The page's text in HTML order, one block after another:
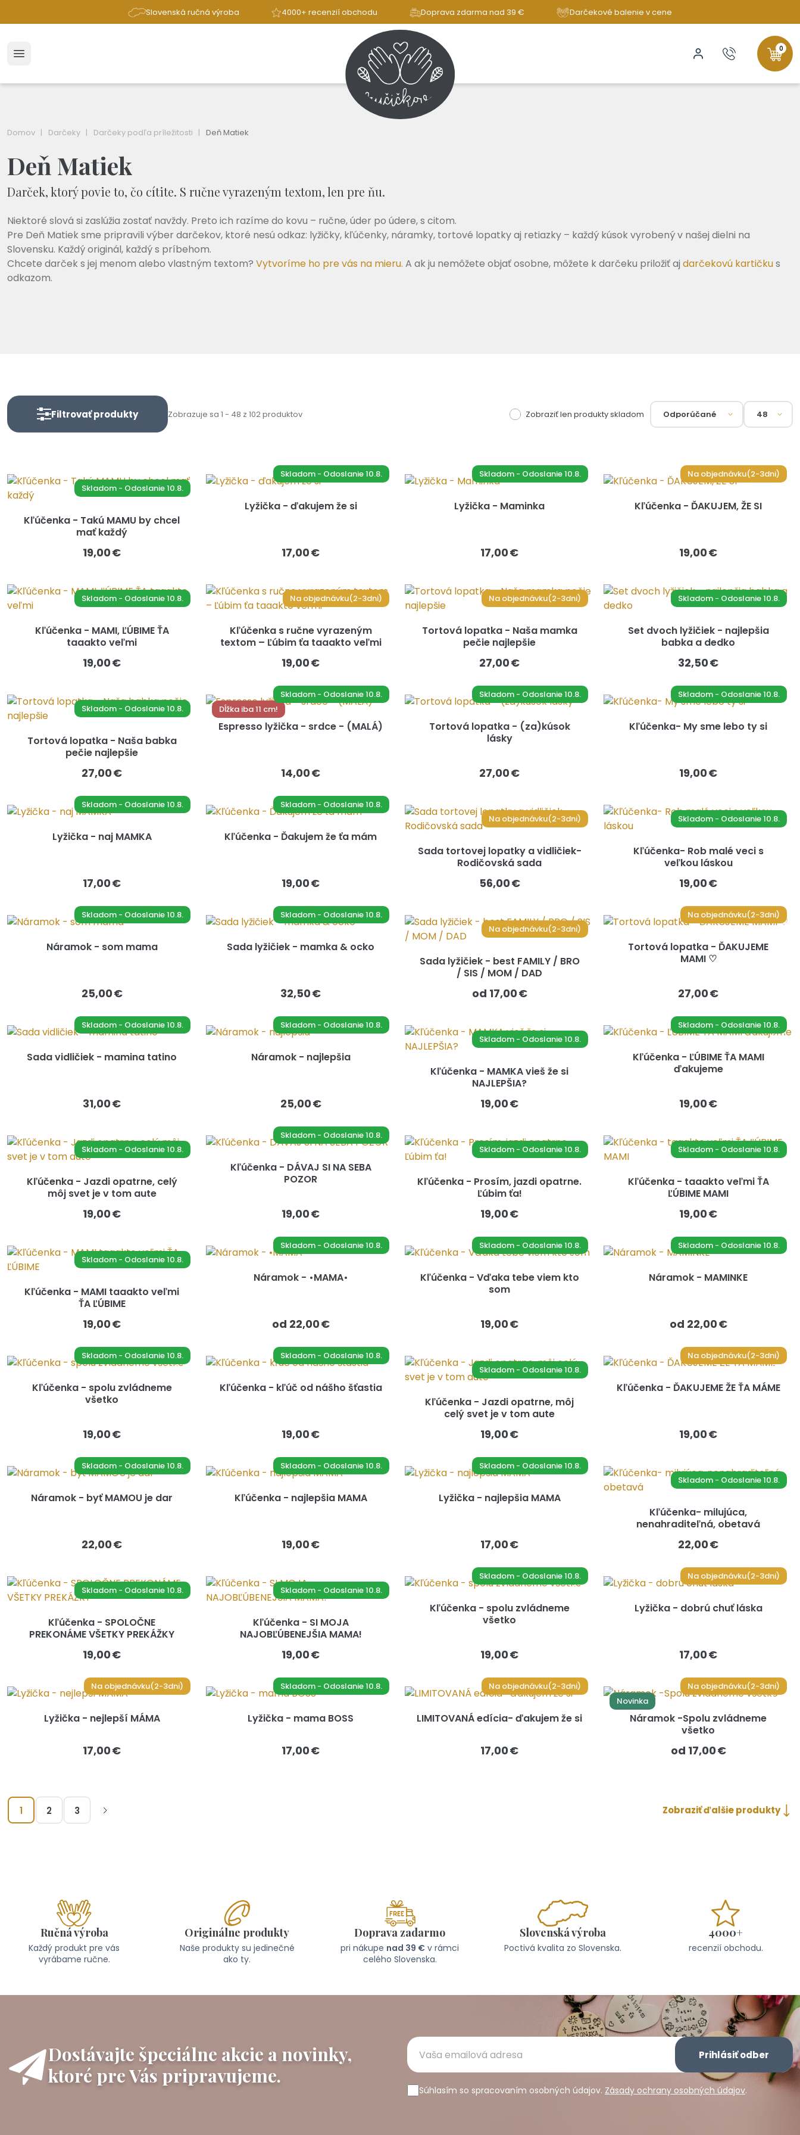
Slovenská ručná výroba 4000+ recenzií obchodu Doprava zdarma nad 39 € Darčekové balenie v cene
0
Domov Darčeky Darčeky podľa príležitosti Deň Matiek
Deň Matiek
Darček, ktorý povie to, čo cítite. S ručne vyrazeným textom, len pre ňu.
Niektoré slová si zaslúžia zostať navždy. Preto ich razíme do kovu – ručne, úder po údere, s citom.
Pre Deň Matiek sme pripravili výber darčekov, ktoré nesú odkaz: lyžičky, kľúčenky, náramky, tortové lopatky aj retiazky – každý kúsok vyrobený v našej dielni na
Slovensku. Každý originál, každý s príbehom.
Chcete darček s jej menom alebo vlastným textom? Vytvoríme ho pre vás na mieru. A ak ju nemôžete objať osobne, môžete k darčeku priložiť aj darčekovú kartičkus
odkazom.
Filtrovať produkty Zobrazuje sa 1 - 48 z 102 produktov Zobraziť len produkty skladom
Skladom - Odoslanie 10.8.
Kľúčenka - Takú MAMU by chcel
mať každý
19,00 €
Skladom - Odoslanie 10.8.
Lyžička - ďakujem že si
17,00 €
Skladom - Odoslanie 10.8.
Lyžička - Maminka
17,00 €
Na objednávku(2-3dni)
Kľúčenka - ĎAKUJEM, ŽE SI
19,00 €
Skladom - Odoslanie 10.8.
Kľúčenka - MAMI, ĽÚBIME ŤA
taaakto veľmi
19,00 €
Na objednávku(2-3dni)
Kľúčenka s ručne vyrazeným
textom – Ľúbim ťa taaakto veľmi
19,00 €
Na objednávku(2-3dni)
Tortová lopatka - Naša mamka
pečie najlepšie
27,00 €
Skladom - Odoslanie 10.8.
Set dvoch lyžičiek - najlepšia
babka a dedko
32,50 €
Skladom - Odoslanie 10.8.
Tortová lopatka - Naša babka
pečie najlepšie
27,00 €
Dĺžka iba 11 cm!
Skladom - Odoslanie 10.8.
Espresso lyžička - srdce - (MALÁ)
14,00 €
Skladom - Odoslanie 10.8.
Tortová lopatka - (za)kúsok
lásky
27,00 €
Skladom - Odoslanie 10.8.
Kľúčenka- My sme lebo ty si
19,00 €
Skladom - Odoslanie 10.8.
Lyžička - naj MAMKA
17,00 €
Skladom - Odoslanie 10.8.
Kľúčenka - Ďakujem že ťa mám
19,00 €
Na objednávku(2-3dni)
Sada tortovej lopatky a vidličiek-
Rodičovská sada
56,00 €
Skladom - Odoslanie 10.8.
Kľúčenka- Rob malé veci s
veľkou láskou
19,00 €
Skladom - Odoslanie 10.8.
Náramok - som mama
25,00 €
Skladom - Odoslanie 10.8.
Sada lyžičiek - mamka & ocko
32,50 €
Na objednávku(2-3dni)
Sada lyžičiek - best FAMILY / BRO
/ SIS / MOM / DAD
od 17,00 €
Na objednávku(2-3dni)
Tortová lopatka - ĎAKUJEME
MAMI ♡
27,00 €
Skladom - Odoslanie 10.8.
Sada vidličiek - mamina tatino
31,00 €
Skladom - Odoslanie 10.8.
Náramok - najlepšia
25,00 €
Skladom - Odoslanie 10.8.
Kľúčenka - MAMKA vieš že si
NAJLEPŠIA?
19,00 €
Skladom - Odoslanie 10.8.
Kľúčenka - ĽÚBIME ŤA MAMI
ďakujeme
19,00 €
Skladom - Odoslanie 10.8.
Kľúčenka - Jazdi opatrne, celý
môj svet je v tom aute
19,00 €
Skladom - Odoslanie 10.8.
Kľúčenka - DÁVAJ SI NA SEBA
POZOR
19,00 €
Skladom - Odoslanie 10.8.
Kľúčenka - Prosím, jazdi opatrne.
Ľúbim ťa!
19,00 €
Skladom - Odoslanie 10.8.
Kľúčenka - taaakto veľmi ŤA
ĽÚBIME MAMI
19,00 €
Skladom - Odoslanie 10.8.
Kľúčenka - MAMI taaakto veľmi
ŤA ĽÚBIME
19,00 €
Skladom - Odoslanie 10.8.
Náramok - •MAMA•
od 22,00 €
Skladom - Odoslanie 10.8.
Kľúčenka - Vďaka tebe viem kto
som
19,00 €
Skladom - Odoslanie 10.8.
Náramok - MAMINKE
od 22,00 €
Skladom - Odoslanie 10.8.
Kľúčenka - spolu zvládneme
všetko
19,00 €
Skladom - Odoslanie 10.8.
Kľúčenka - kľúč od nášho šťastia
19,00 €
Skladom - Odoslanie 10.8.
Kľúčenka - Jazdi opatrne, môj
celý svet je v tom aute
19,00 €
Na objednávku(2-3dni)
Kľúčenka - ĎAKUJEME ŽE ŤA MÁME
19,00 €
Skladom - Odoslanie 10.8.
Náramok - byť MAMOU je dar
22,00 €
Skladom - Odoslanie 10.8.
Kľúčenka - najlepšia MAMA
19,00 €
Skladom - Odoslanie 10.8.
Lyžička - najlepšia MAMA
17,00 €
Skladom - Odoslanie 10.8.
Kľúčenka- milujúca,
nenahraditeľná, obetavá
22,00 €
Skladom - Odoslanie 10.8.
Kľúčenka - SPOLOČNE
PREKONÁME VŠETKY PREKÁŽKY
19,00 €
Skladom - Odoslanie 10.8.
Kľúčenka - SI MOJA
NAJOBĽÚBENEJŠIA MAMA!
19,00 €
Skladom - Odoslanie 10.8.
Kľúčenka - spolu zvládneme
všetko
19,00 €
Na objednávku(2-3dni)
Lyžička - dobrú chuť láska
17,00 €
Na objednávku(2-3dni)
Lyžička - nejlepší MÁMA
17,00 €
Skladom - Odoslanie 10.8.
Lyžička - mama BOSS
17,00 €
Na objednávku(2-3dni)
LIMITOVANÁ edícia- ďakujem že si
17,00 €
Novinka
Na objednávku(2-3dni)
Náramok -Spolu zvládneme
všetko
od 17,00 €
1 2 3 Zobraziť ďalšie produkty
Ručná výroba
Každý produkt pre vás
vyrábame ručne.
Originálne produkty
Naše produkty su jedinečné
ako ty.
Doprava zadarmo
pri nákupe nad 39 € v rámci
celého Slovenska.
Slovenská výroba
Poctivá kvalita zo Slovenska.
4000+
recenzií obchodu.
Dostávajte špeciálne akcie a novinky,
ktoré pre Vás pripravujeme.
Súhlasím so spracovaním osobných údajov. Zásady ochrany osobných údajov.
Prihlásiť odber